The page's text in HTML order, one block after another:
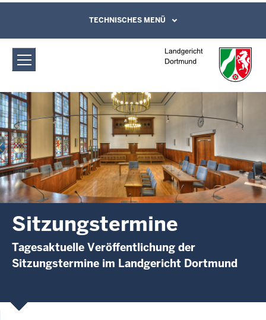
Landgericht Dortmund:
Sitzungstermine
Direkt zum Inhalt
Leichte Sprache, Gebärdensprachenvideo
und Kontaktformular
TECHNISCHES MENÜ
Sitzungstermine
Tagesaktuelle Veröffentlichung der
Sitzungstermine im Landgericht Dortmund